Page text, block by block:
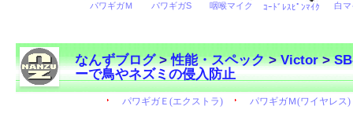
なんずブログ>性能・スペック>Victor>
ーで鳥やネズミの侵入防止